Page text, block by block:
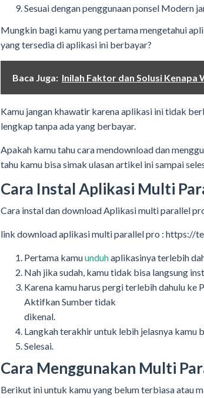
Sesuai dengan penggunaan ponsel Modern
Mungkin bagi kamu yang pertama mengetahui
yang tersedia di aplikasi ini berbayar?
Baca Juga: Inilah Faktor dan Solusi
Kamu jangan khawatir karena aplikasi ini tidak
lengkap tanpa ada yang berbayar.
Apakah kamu tahu cara mendownload dan
tahu kamu bisa simak ulasan artikel ini sampai
Cara Instal Aplikasi Multi
Cara instal dan download Aplikasi multi parallel
link download aplikasi multi parallel pro : https://
Pertama kamuunduhaplikasinya terlebih
Nah jika sudah, kamu tidak bisa langsung
Karena kamu harus pergi terlebih dahulu ke
Aktifkan Sumber tidak
dikenal.
Langkah terakhir untuk lebih jelasnya kamu
Selesai.
Cara Menggunakan Multi
Berikut ini untuk kamu yang belum terbiasa atau